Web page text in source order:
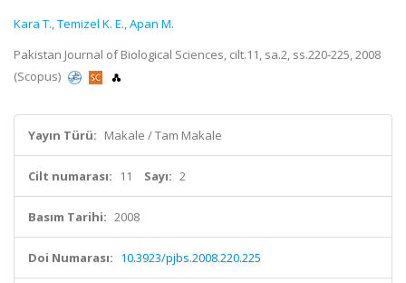
Kara T.,Temizel K. E.,Apan M.
Pakistan Journal of Biological Sciences, cilt.11, sa.2, ss.220-225, 2008
(Scopus)
Yayın Türü: Makale / Tam Makale
Cilt numarası: 11 Sayı: 2
Basım Tarihi: 2008
Doi Numarası: 10.3923/pjbs.2008.220.225